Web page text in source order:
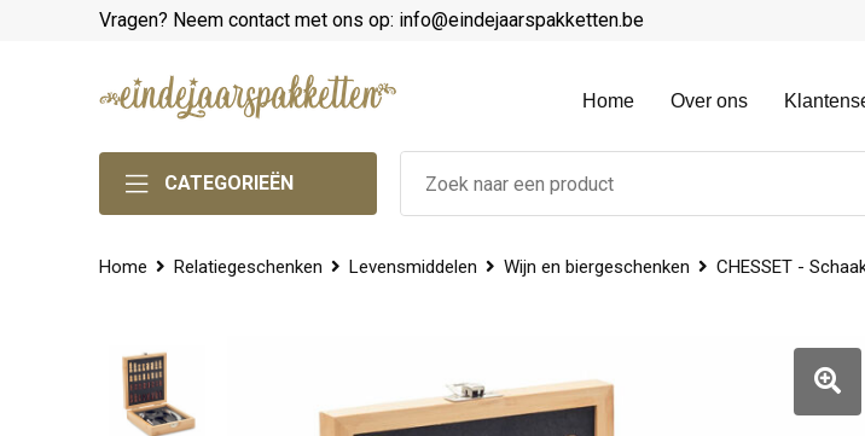
Vragen? Neem contact met ons op: info@eindejaarspakketten.be
Home Over ons
CATEGORIEËN
Home Relatiegeschenken Levensmiddelen Wijn en biergeschenken CHESSET -